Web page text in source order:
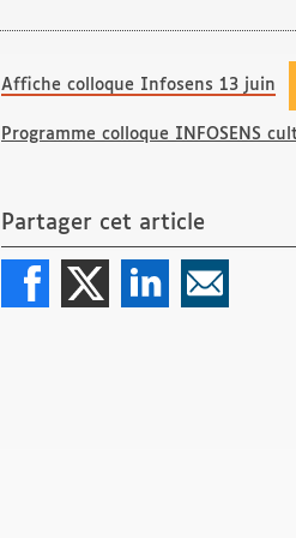
Affiche colloque Infosens 13 juin
Programme colloque INFOSENS
Partager cet article